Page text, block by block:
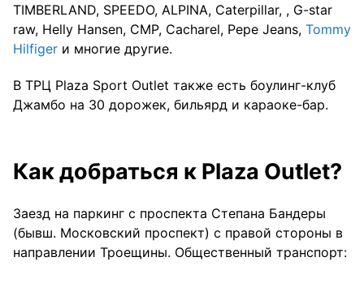
TIMBERLAND, SPEEDO, ALPINA, Caterpillar, , G-star
raw, Helly Hansen, CMP, Cacharel, Pepe Jeans, Tommy
Hilfiger и многие другие.
В ТРЦ Plaza Sport Outlet также есть боулинг-клуб
Джамбо на 30 дорожек, бильярд и караоке-бар.
Как добраться к Plaza Outlet?
Заезд на паркинг с проспекта Степана Бандеры
(бывш. Московский проспект) с правой стороны в
направлении Троещины. Общественный транспорт: